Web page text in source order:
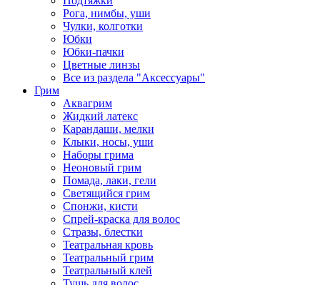
Рога, нимбы, уши
Чулки, колготки
Юбки
Юбки-пачки
Цветные линзы
Все из раздела "Аксессуары"
Грим
Аквагрим
Жидкий латекс
Карандаши, мелки
Клыки, носы, уши
Наборы грима
Неоновый грим
Помада, лаки, гели
Светящийся грим
Спонжи, кисти
Спрей-краска для волос
Стразы, блестки
Театральная кровь
Театральный грим
Театральный клей